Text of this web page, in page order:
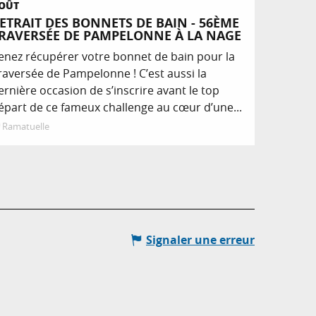
DES BONNETS DE BAIN - 56ÈME
DE PAMPELONNE À LA NAGE
récupérer votre bonnet de bain pour la
de Pampelonne ! C’est aussi la
occasion de s’inscrire avant le top
de ce fameux challenge au cœur d’une...
Ramatuelle
Signaler une erreur